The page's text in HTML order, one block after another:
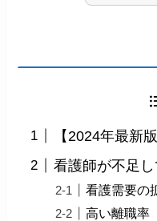
【2024年最新
看護師が不足
看護需要の
高い離職率